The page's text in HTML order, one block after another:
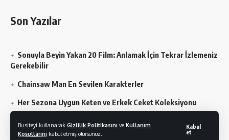
Bu siteyi kullanarak Gizlilik Politikasını ve Kullanım
Koşullarını kabul etmiş olursunuz.
Kabul
et
Son Yazılar
Sonuyla Beyin Yakan 20 Film: Anlamak İçin Tekrar İzlemeniz
Gerekebilir
Chainsaw Man En Sevilen Karakterler
Her Sezona Uygun Keten ve Erkek Ceket Koleksiyonu